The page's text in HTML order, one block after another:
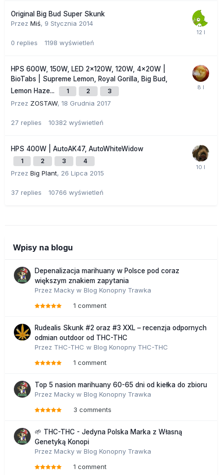
Original Big Bud Super Skunk
Przez Miś, 9 Stycznia 2014
0 replies 1198 wyświetleń
HPS 600W, 150W, LED 2x120W, 120W, 4x20W |
BioTabs | Supreme Lemon, Royal Gorilla, Big Bud,
Lemon Haze...
1 2 3
Przez ZOSTAW, 18 Grudnia 2017
27 replies 10382 wyświetleń
HPS 400W | AutoAK47, AutoWhiteWidow
1 2 3 4
Przez Big Plant, 26 Lipca 2015
37 replies 10766 wyświetleń
Wpisy na blogu
Depenalizacja marihuany w Polsce pod coraz
większym znakiem zapytania
Przez Macky w Blog Konopny Trawka
1 comment
Rudealis Skunk #2 oraz #3 XXL – recenzja odpornych
odmian outdoor od THC-THC
Przez THC-THC w Blog Konopny THC-THC
1 comment
Top 5 nasion marihuany 60-65 dni od kiełka do zbioru
Przez Macky w Blog Konopny Trawka
3 comments
🌱 THC-THC - Jedyna Polska Marka z Własną
Genetyką Konopi
Przez Macky w Blog Konopny Trawka
1 comment